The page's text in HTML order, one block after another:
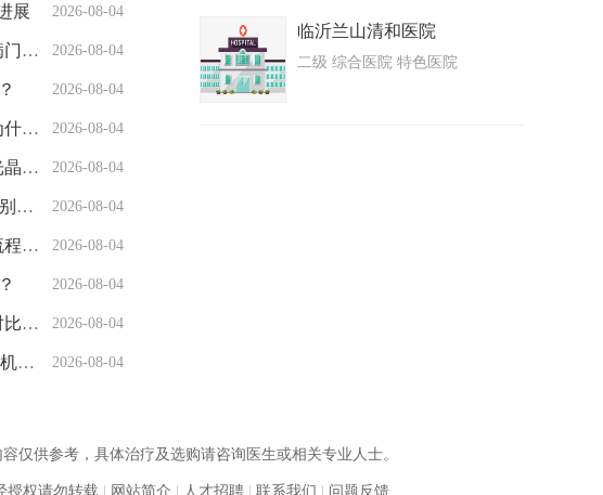
2026-08-04
展
2026-08-04
察
2026-08-04
2026-08-04
？
2026-08-04
析
2026-08-04
2026-08-04
解
2026-08-04
2026-08-04
察
2026-08-04
解
临沂兰山清和医院
二级 综合医院 特色医院
仅供参考，具体治疗及选购请咨询医生或相关专业人士。
权请勿转载 网站简介 人才招聘 联系我们 问题反馈